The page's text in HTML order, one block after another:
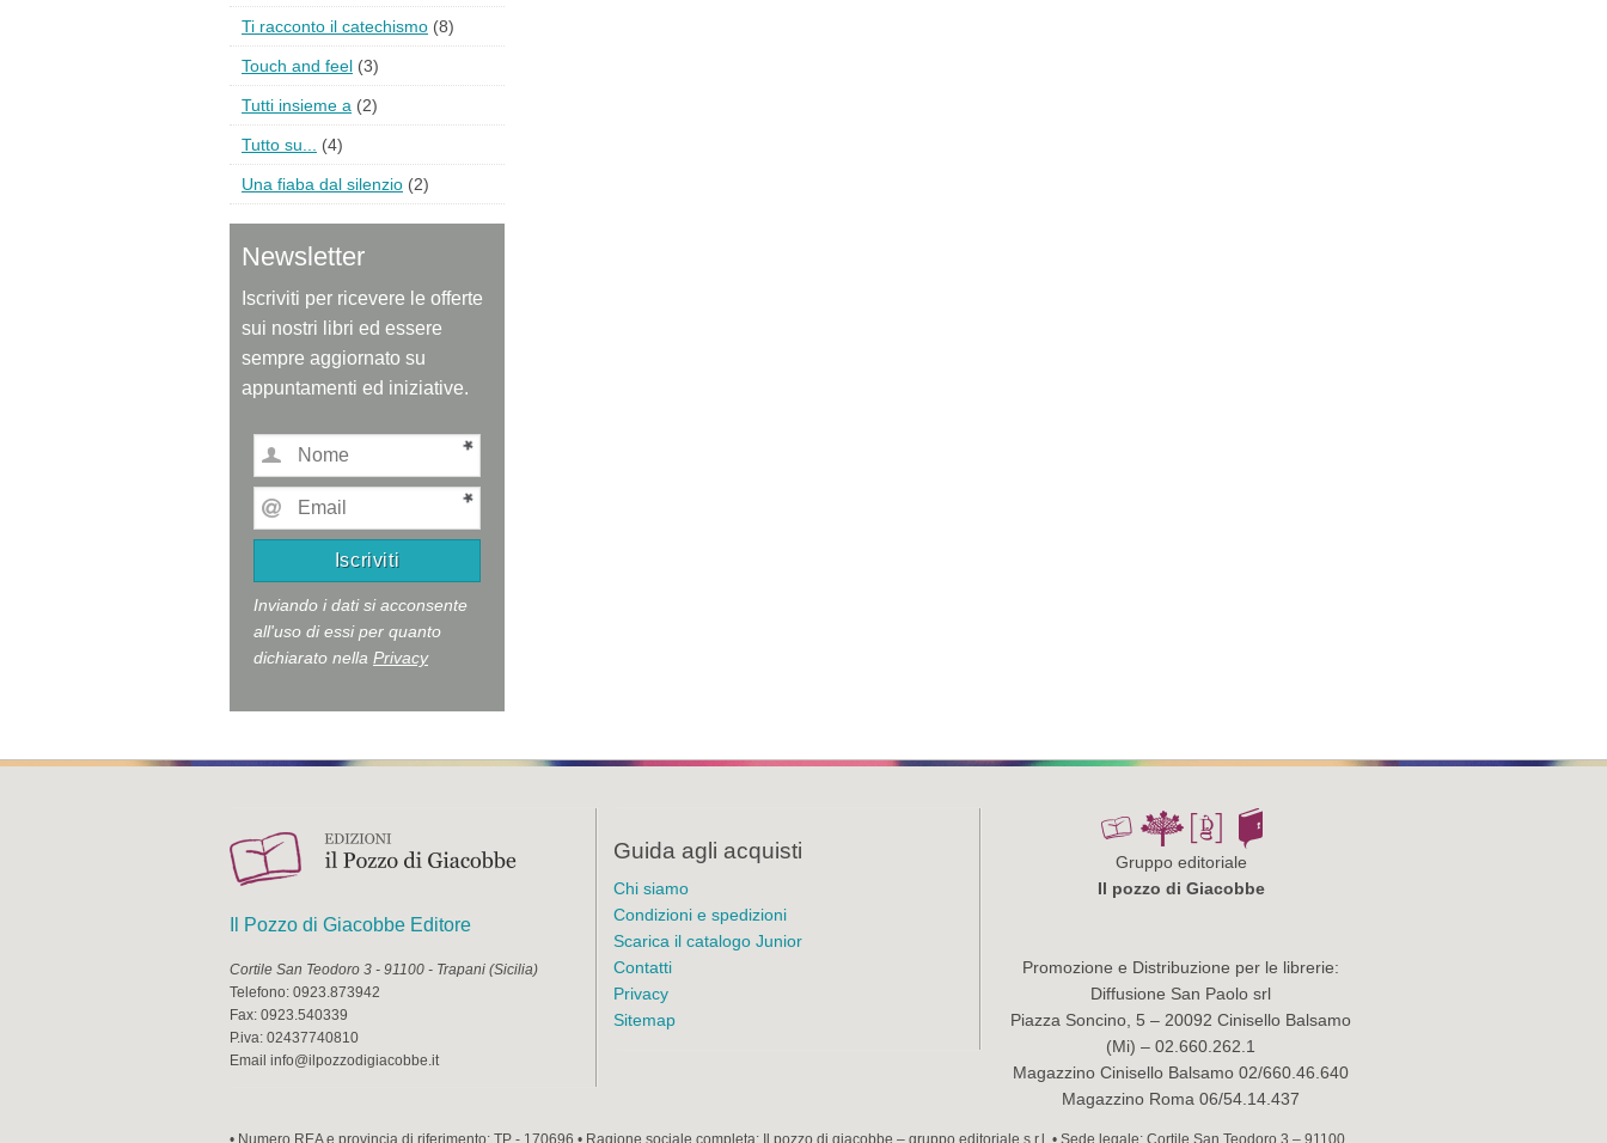
Ti racconto il catechismo (8)
Touch and feel (3)
Tutti insieme a (2)
Tutto su... (4)
Una fiaba dal silenzio (2)
Newsletter
Iscriviti per ricevere le offerte
sui nostri libri ed essere
sempre aggiornato su
appuntamenti ed iniziative.
Inviando i dati si acconsente
all'uso di essi per quanto
dichiarato nella Privacy
Il Pozzo di Giacobbe Editore
Cortile San Teodoro 3 - 91100 - Trapani (Sicilia)
Telefono: 0923.873942
Fax: 0923.540339
P.iva: 02437740810
Email info@ilpozzodigiacobbe.it
Guida agli acquisti
Chi siamo
Condizioni e spedizioni
Scarica il catalogo Junior
Contatti
Privacy
Sitemap
Gruppo editoriale
Il pozzo di Giacobbe
Promozione e Distribuzione per le librerie:
Diffusione San Paolo srl
Piazza Soncino, 5 – 20092 Cinisello Balsamo
(Mi) – 02.660.262.1
Magazzino Cinisello Balsamo 02/660.46.640
Magazzino Roma 06/54.14.437